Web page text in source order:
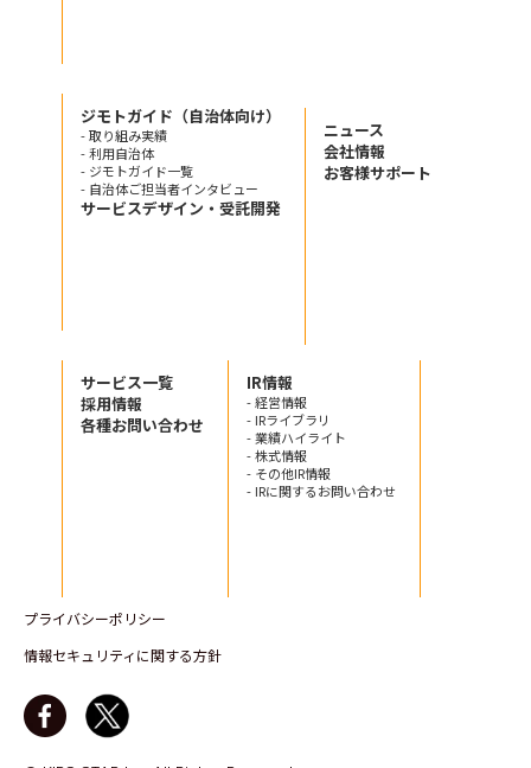
ジモトガイド（自治体向け）
- 取り組み実績
- 利用自治体
- ジモトガイド一覧
- 自治体ご担当者インタビュー
サービスデザイン・受託開発
ニュース
会社情報
お客様サポート
サービス一覧
採用情報
各種お問い合わせ
IR情報
- 経営情報
- IRライブラリ
- 業績ハイライト
- 株式情報
- その他IR情報
- IRに関するお問い合わせ
プライバシーポリシー
情報セキュリティに関する方針